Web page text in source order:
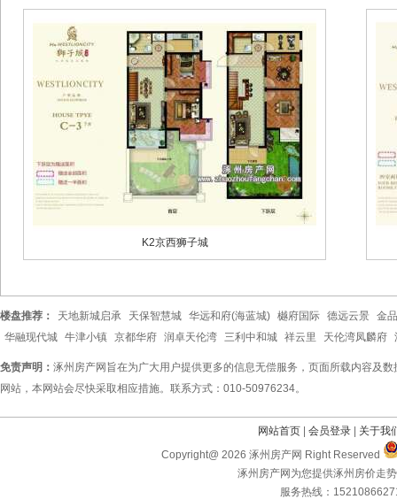
K2京西狮子城
楼盘推荐： 天地新城启承 天保智慧城 华远和府(海蓝城) 樾府国际 德远云景 金
华融现代城 牛津小镇 京都华府 润卓天伦湾 三利中和城 祥云里 天伦湾凤麟府
免责声明： 涿州房产网旨在为广大用户提供更多的信息无偿服务，页面所载内容及
网站，本网站会尽快采取相应措施。联系方式：010-50976234。
网站首页 会员登录
关于我
Copyright@ 2026 涿州房产网 Right Reserved
涿州房产网为您提供涿州房价走
服务热线：